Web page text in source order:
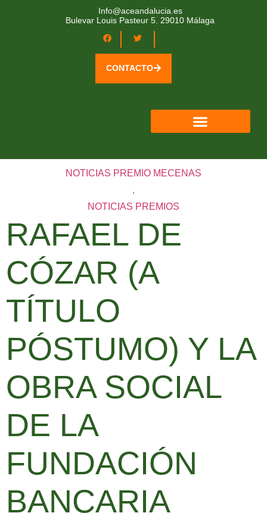
Info@aceandalucia.es
Bulevar Louis Pasteur 5. 29010 Málaga
CONTACTO
NOTICIAS PREMIO MECENAS
,
NOTICIAS PREMIOS
RAFAEL DE
CÓZAR (A
TÍTULO
PÓSTUMO) Y LA
OBRA SOCIAL
DE LA
FUNDACIÓN
BANCARIA